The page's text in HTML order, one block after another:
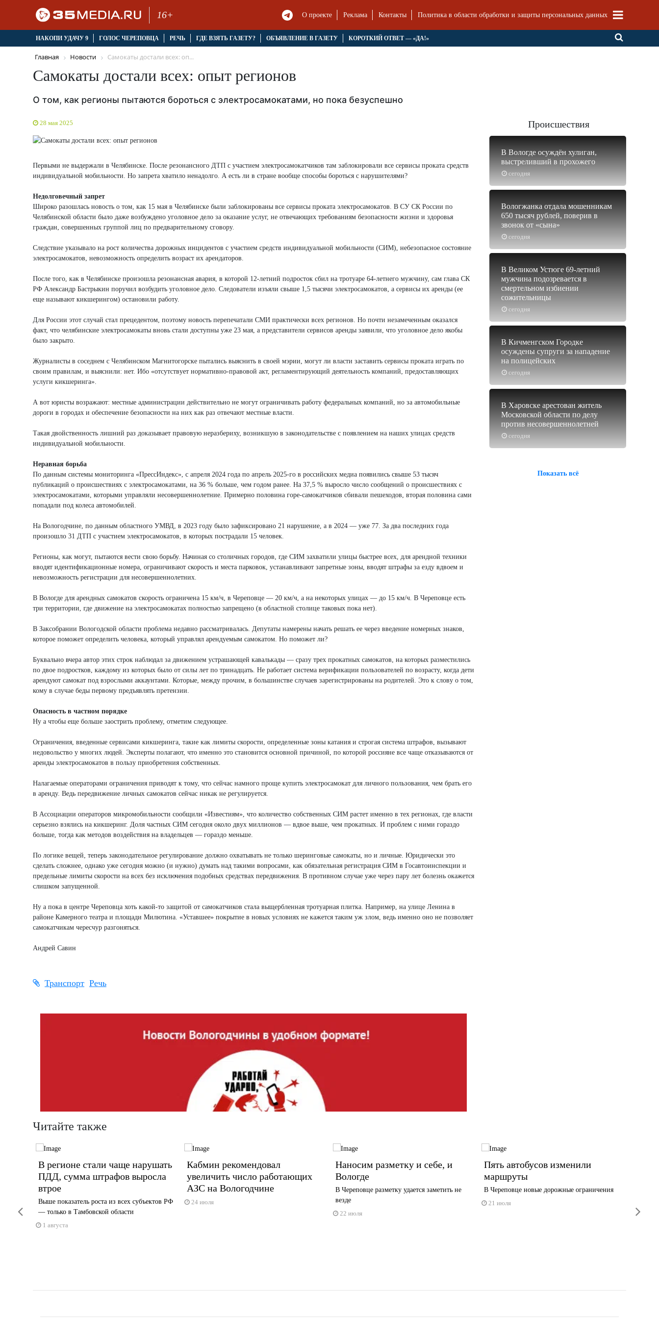
16+ О проекте Реклама Контакты Политика в области обработки и защиты персональных данных
НАКОПИ УДАЧУ 9 ГОЛОС ЧЕРЕПОВЦА РЕЧЬ ГДЕ ВЗЯТЬ ГАЗЕТУ? ОБЪЯВЛЕНИЕ В ГАЗЕТУ КОРОТКИЙ ОТВЕТ — «ДА!»
Главная Новости Самокаты достали всех: оп...
Самокаты достали всех: опыт регионов
О том, как регионы пытаются бороться с электросамокатами, но пока безуспешно
28 мая 2025
Первыми не выдержали в Челябинске. После резонансного ДТП с участием электросамокатчиков там заблокировали все сервисы проката средств
индивидуальной мобильности. Но запрета хватило ненадолго. А есть ли в стране вообще способы бороться с нарушителями?
Недолговечный запрет
Широко разошлась новость о том, как 15 мая в Челябинске были заблокированы все сервисы проката электросамокатов. В СУ СК России по
Челябинской области было даже возбуждено уголовное дело за оказание услуг, не отвечающих требованиям безопасности жизни и здоровья
граждан, совершенных группой лиц по предварительному сговору.
Следствие указывало на рост количества дорожных инцидентов с участием средств индивидуальной мобильности (СИМ), небезопасное состояние
электросамокатов, невозможность определить возраст их арендаторов.
После того, как в Челябинске произошла резонансная авария, в которой 12-летний подросток сбил на тротуаре 64-летнего мужчину, сам глава СК
РФ Александр Бастрыкин поручил возбудить уголовное дело. Следователи изъяли свыше 1,5 тысячи электросамокатов, а сервисы их аренды (ее
еще называют кикшерингом) остановили работу.
Для России этот случай стал прецедентом, поэтому новость перепечатали СМИ практически всех регионов. Но почти незамеченным оказался
факт, что челябинские электросамокаты вновь стали доступны уже 23 мая, а представители сервисов аренды заявили, что уголовное дело якобы
было закрыто.
Журналисты в соседнем с Челябинском Магнитогорске пытались выяснить в своей мэрии, могут ли власти заставить сервисы проката играть по
своим правилам, и выяснили: нет. Ибо «отсутствует нормативно-правовой акт, регламентирующий деятельность компаний, предоставляющих
услуги кикшеринга».
А вот юристы возражают: местные администрации действительно не могут ограничивать работу федеральных компаний, но за автомобильные
дороги в городах и обеспечение безопасности на них как раз отвечают местные власти.
Такая двойственность лишний раз доказывает правовую неразбериху, возникшую в законодательстве с появлением на наших улицах средств
индивидуальной мобильности.
Неравная борьба
По данным системы мониторинга «ПрессИндекс», с апреля 2024 года по апрель 2025-го в российских медиа появились свыше 53 тысяч
публикаций о происшествиях с электросамокатами, на 36 % больше, чем годом ранее. На 37,5 % выросло число сообщений о происшествиях с
электросамокатами, которыми управляли несовершеннолетние. Примерно половина горе-самокатчиков сбивали пешеходов, вторая половина сами
попадали под колеса автомобилей.
На Вологодчине, по данным областного УМВД, в 2023 году было зафиксировано 21 нарушение, а в 2024 — уже 77. За два последних года
произошло 31 ДТП с участием электросамокатов, в которых пострадали 15 человек.
Регионы, как могут, пытаются вести свою борьбу. Начиная со столичных городов, где СИМ захватили улицы быстрее всех, для арендной техники
вводят идентификационные номера, ограничивают скорость и места парковок, устанавливают запретные зоны, вводят штрафы за езду вдвоем и
невозможность регистрации для несовершеннолетних.
В Вологде для арендных самокатов скорость ограничена 15 км/ч, в Череповце — 20 км/ч, а на некоторых улицах — до 15 км/ч. В Череповце есть
три территории, где движение на электросамокатах полностью запрещено (в областной столице таковых пока нет).
В Заксобрании Вологодской области проблема недавно рассматривалась. Депутаты намерены начать решать ее через введение номерных знаков,
которое поможет определить человека, который управлял арендуемым самокатом. Но поможет ли?
Буквально вчера автор этих строк наблюдал за движением устрашающей кавалькады — сразу трех прокатных самокатов, на которых разместились
по двое подростков, каждому из которых было от силы лет по тринадцать. Не работает система верификации пользователей по возрасту, когда дети
арендуют самокат под взрослыми аккаунтами. Которые, между прочим, в большинстве случаев зарегистрированы на родителей. Это к слову о том,
кому в случае беды первому предъявлять претензии.
Опасность в частном порядке
Ну а чтобы еще больше заострить проблему, отметим следующее.
Ограничения, введенные сервисами кикшеринга, такие как лимиты скорости, определенные зоны катания и строгая система штрафов, вызывают
недовольство у многих людей. Эксперты полагают, что именно это становится основной причиной, по которой россияне все чаще отказываются от
аренды электросамокатов в пользу приобретения собственных.
Налагаемые операторами ограничения приводят к тому, что сейчас намного проще купить электросамокат для личного пользования, чем брать его
в аренду. Ведь передвижение личных самокатов сейчас никак не регулируется.
В Ассоциации операторов микромобильности сообщили «Известиям», что количество собственных СИМ растет именно в тех регионах, где власти
серьезно взялись на кикшеринг. Доля частных СИМ сегодня около двух миллионов — вдвое выше, чем прокатных. И проблем с ними гораздо
больше, тогда как методов воздействия на владельцев — гораздо меньше.
По логике вещей, теперь законодательное регулирование должно охватывать не только шеринговые самокаты, но и личные. Юридически это
сделать сложнее, однако уже сегодня можно (и нужно) думать над такими вопросами, как обязательная регистрация СИМ в Госавтоинспекции и
предельные лимиты скорости на всех без исключения подобных средствах передвижения. В противном случае уже через пару лет болезнь окажется
слишком запущенной.
Ну а пока в центре Череповца хоть какой-то защитой от самокатчиков стала выщербленная тротуарная плитка. Например, на улице Ленина в
районе Камерного театра и площади Милютина. «Уставшее» покрытие в новых условиях не кажется таким уж злом, ведь именно оно не позволяет
самокатчикам чересчур разгоняться.
Андрей Савин
Транспорт Речь
Происшествия
сегодня
В Вологде осуждён хулиган,
выстреливший в прохожего
сегодня
Вологжанка отдала мошенникам
650 тысяч рублей, поверив в
звонок от «сына»
сегодня
В Великом Устюге 69-летний
мужчина подозревается в
смертельном избиении
сожительницы
сегодня
В Кичменгском Городке
осуждены супруги за нападение
на полицейских
сегодня
В Харовске арестован житель
Московской области по делу
против несовершеннолетней
Показать всё
Читайте также
В регионе стали чаще нарушать
ПДД, сумма штрафов выросла
втрое
Выше показатель роста из всех субъектов РФ
— только в Тамбовской области
1 августа
Кабмин рекомендовал
увеличить число работающих
АЗС на Вологодчине
24 июля
Наносим разметку и себе, и
Вологде
В Череповце разметку удается заметить не
везде
22 июля
Пять автобусов изменили
маршруты
В Череповце новые дорожные ограничения
21 июля